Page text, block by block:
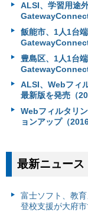
ALSI、学習用途
飯能市、1人1台
豊島区、1人1台
ALSI、Webフィ
最新版を発売（
Webフィルタリ
ョンアップ（
最新ニュース
富⼠ソフト、教
登校支援が大府